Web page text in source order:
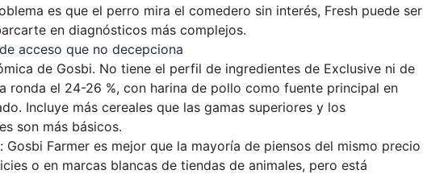
es que el perro mira el comedero sin interés, Fresh puede ser
en diagnósticos más complejos.
acceso que no decepciona
de Gosbi. No tiene el perfil de ingredientes de Exclusive ni de
ronda el 24-26 %, con harina de pollo como fuente principal en
Incluye más cereales que las gamas superiores y los
son más básicos.
Gosbi Farmer es mejor que la mayoría de piensos del mismo precio
o en marcas blancas de tiendas de animales, pero está